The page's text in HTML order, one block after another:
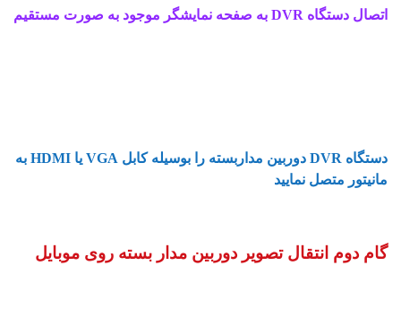
اتصال دستگاه DVR به صفحه نمایشگر موجود به صورت مستقیم
دستگاه DVR دوربین مداربسته را بوسیله کابل VGA یا HDMI به
مانیتور متصل نمایید
گام دوم انتقال تصویر دوربین مدار بسته روی موبایل